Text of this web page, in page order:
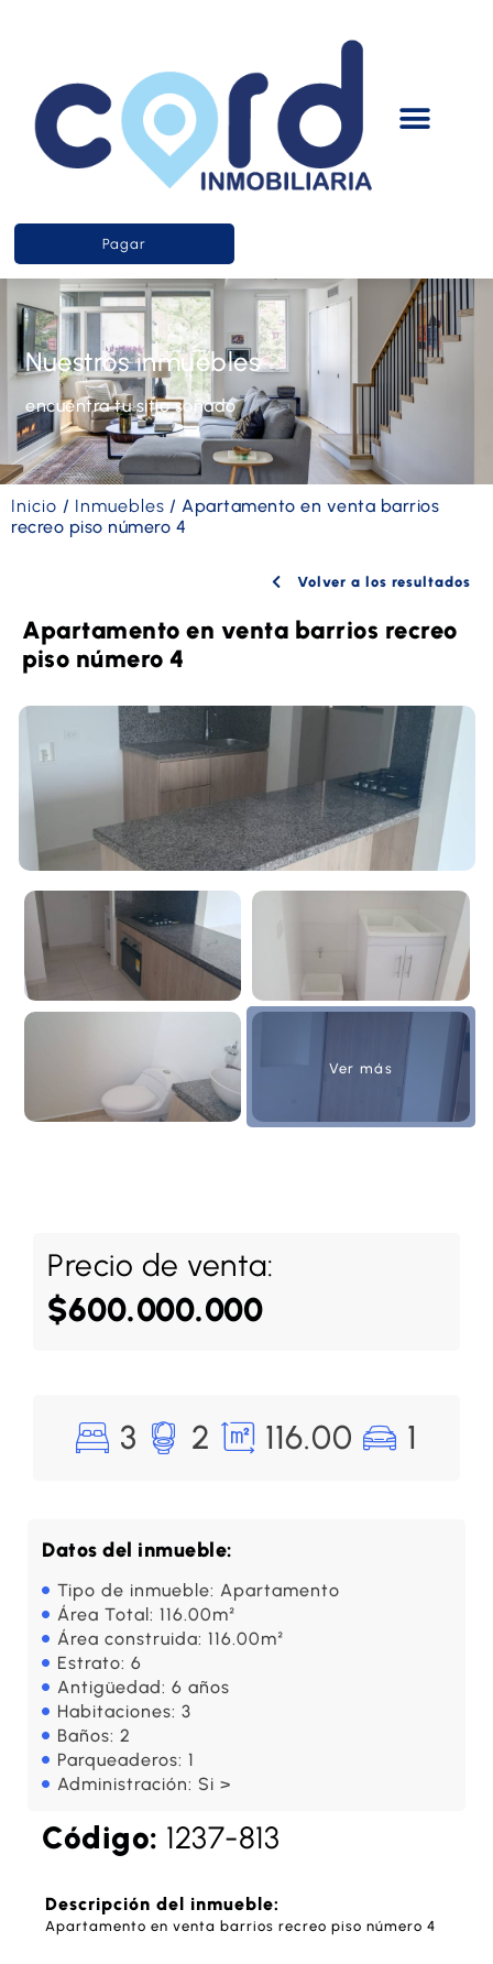
Pagar
Nuestros inmuebles
encuentra tu sitio soñado
Inicio / Inmuebles / Apartamento en venta barrios
recreo piso número 4
Apartamento en venta barrios recreo
piso número 4
Volver a los resultados
Ver más
Precio de venta:
$600.000.000
3 2 116.00 1
Datos del inmueble:
Tipo de inmueble: Apartamento
Área Total: 116.00m²
Área construida: 116.00m²
Estrato: 6
Antigüedad: 6 años
Habitaciones: 3
Baños: 2
Parqueaderos: 1
Administración: Si >
Código: 1237-813
Descripción del inmueble:
Apartamento en venta barrios recreo piso número 4